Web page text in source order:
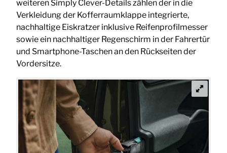
weiteren Simply Clever-Details zählen der in die
Verkleidung der Kofferraumklappe integrierte,
nachhaltige Eiskratzer inklusive Reifenprofilmesser
sowie ein nachhaltiger Regenschirm in der Fahrertür
und Smartphone-Taschen an den Rückseiten der
Vordersitze.